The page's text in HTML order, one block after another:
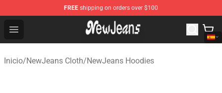
FREE shipping on orders over $100
Open menu
NewJeans Store - Official NewJeans Merchandise Shop
Inicio/NewJeans Cloth/NewJeans Hoodies